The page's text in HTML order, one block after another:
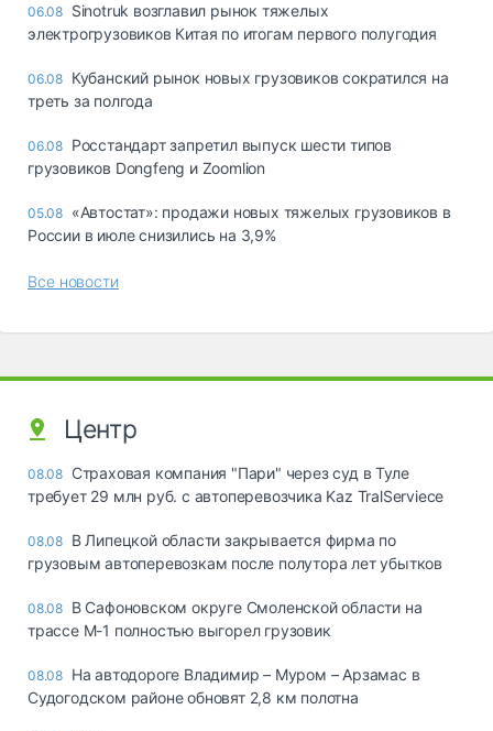
06.08 Sinotruk возглавил рынок тяжелых
электрогрузовиков Китая по итогам первого полугодия
06.08 Кубанский рынок новых грузовиков сократился на
треть за полгода
06.08 Росстандарт запретил выпуск шести типов
грузовиков Dongfeng и Zoomlion
05.08 «Автостат»: продажи новых тяжелых грузовиков в
России в июле снизились на 3,9%
Все новости
Центр
08.08 Страховая компания "Пари" через суд в Туле
требует 29 млн руб. с автоперевозчика Kaz TralServiece
08.08 В Липецкой области закрывается фирма по
грузовым автоперевозкам после полутора лет убытков
08.08 В Сафоновском округе Смоленской области на
трассе М-1 полностью выгорел грузовик
08.08 На автодороге Владимир – Муром – Арзамас в
Судогодском районе обновят 2,8 км полотна